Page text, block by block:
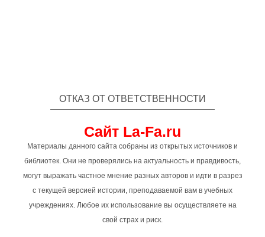
ОТКАЗ ОТ ОТВЕТСТВЕННОСТИ
Сайт La-Fa.ru
Материалы данного сайта собраны из открытых источников и
библиотек. Они не проверялись на актуальность и правдивость,
могут выражать частное мнение разных авторов и идти в разрез
с текущей версией истории, преподаваемой вам в учебных
учреждениях. Любое их использование вы осуществляете на
свой страх и риск.